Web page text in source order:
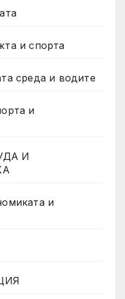
и спорта
среда и водите
и
И
и